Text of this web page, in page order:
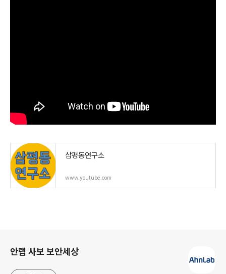
삼평동연구소
www.youtube.com
안랩 사보 보안세상